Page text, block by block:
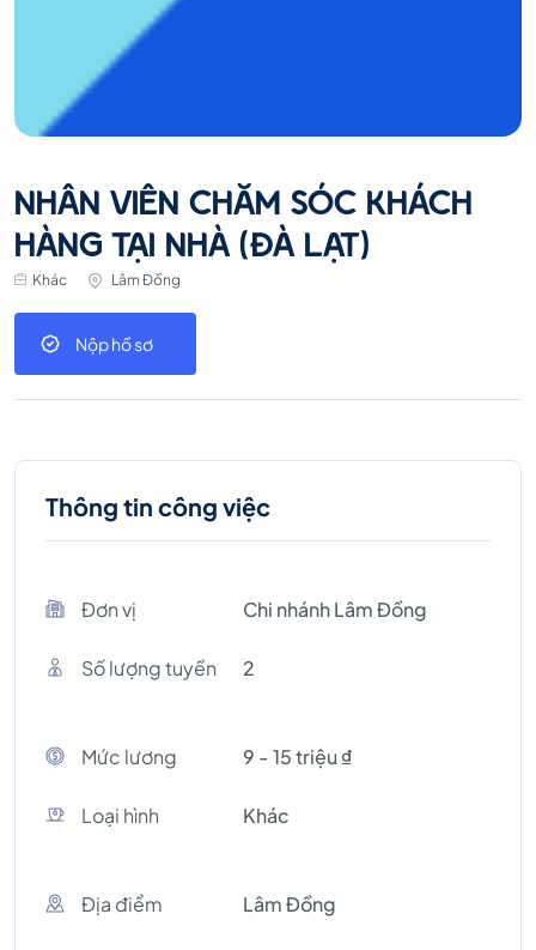
NHÂN VIÊN CHĂM SÓC KHÁCH
HÀNG TẠI NHÀ (ĐÀ LẠT)
Khác Lâm Đồng
Nộp hồ sơ
Thông tin công việc
Đơn vị Chi nhánh Lâm Đồng
Số lượng tuyền 2
Mức lương 9 - 15 triệu ₫
Loại hình Khác
Địa điểm Lâm Đồng